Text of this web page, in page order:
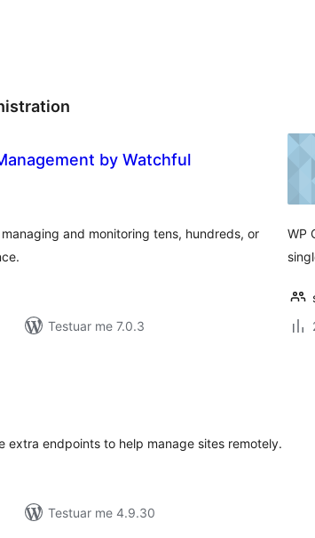
by Watchful
and monitoring tens, hundreds, or
Testuar me 7.0.3
WP
extra endpoints to help manage sites remotely.
Testuar me 4.9.30